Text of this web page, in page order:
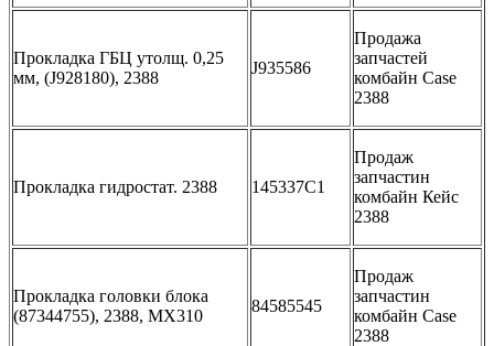
Прокладка ГБЦ утолщ. 0,25
мм, (J928180), 2388
J935586
Продажа
запчастей
комбайн Case
2388
Прокладка гидростат. 2388 145337C1
Продаж
запчастин
комбайн Кейс
2388
Прокладка головки блока
(87344755), 2388, MX310
84585545
Продаж
запчастин
комбайн Case
2388